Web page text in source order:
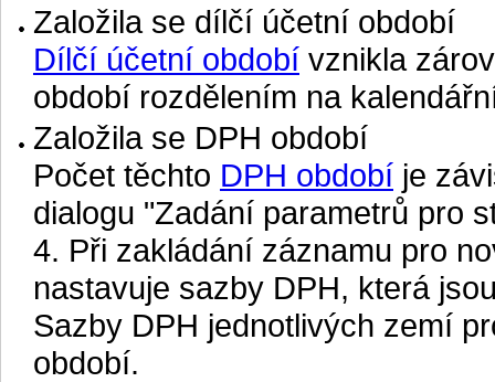
Založila se dílčí účetní období
Dílčí účetní období vznikla
období rozdělením na
Založila se DPH období
Počet těchto DPH období je
dialogu "Zadání parametrů pro
4. Při zakládání záznamu pro
nastavuje sazby DPH, která
Sazby DPH jednotlivých zemí
období.